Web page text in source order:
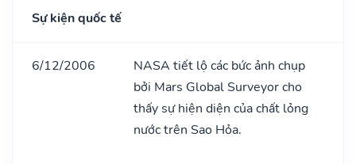
Sự kiện quốc tế
6/12/2006
NASA tiết lộ các bức ảnh chụp
bởi Mars Global Surveyor cho
thấy sự hiện diện của chất lỏng
nước trên Sao Hỏa.